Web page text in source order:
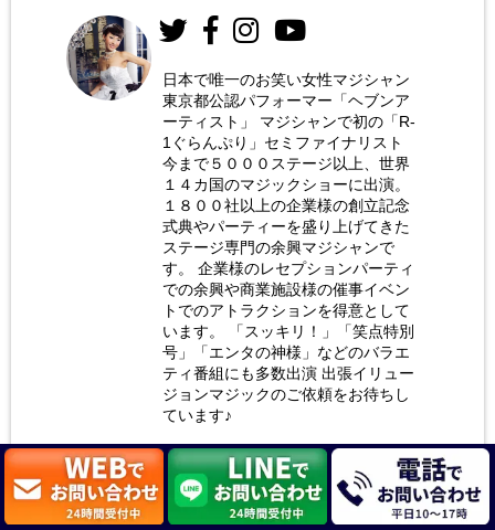
日本で唯一のお笑い女性マジシャン
東京都公認パフォーマー「ヘブンア
ーティスト」 マジシャンで初の「R-
1ぐらんぷり」セミファイナリスト
今まで５０００ステージ以上、世界
１４カ国のマジックショーに出演。
１８００社以上の企業様の創立記念
式典やパーティーを盛り上げてきた
ステージ専門の余興マジシャンで
す。 企業様のレセプションパーティ
での余興や商業施設様の催事イベン
トでのアトラクションを得意として
います。 「スッキリ！」「笑点特別
号」「エンタの神様」などのバラエ
ティ番組にも多数出演 出張イリュー
ジョンマジックのご依頼をお待ちし
ています♪
詳しいプロフィールは
こちら